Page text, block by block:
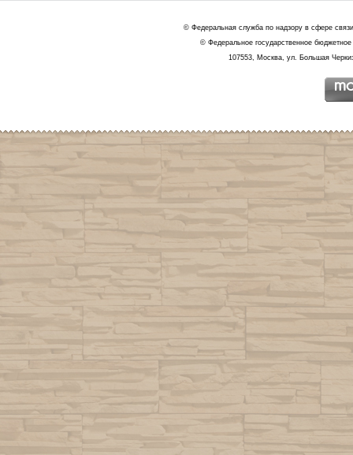
© Федеральная служба по надзору в сфере
© Федеральное государственное
107553, Москва, ул. Большая